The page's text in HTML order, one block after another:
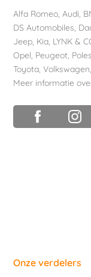
Alfa Romeo,Audi,
DS Automobiles,
Jeep, Kia, LYNK &
Opel, Peugeot,
Toyota,Volkswagen
Meer informatie
Onze verdelers